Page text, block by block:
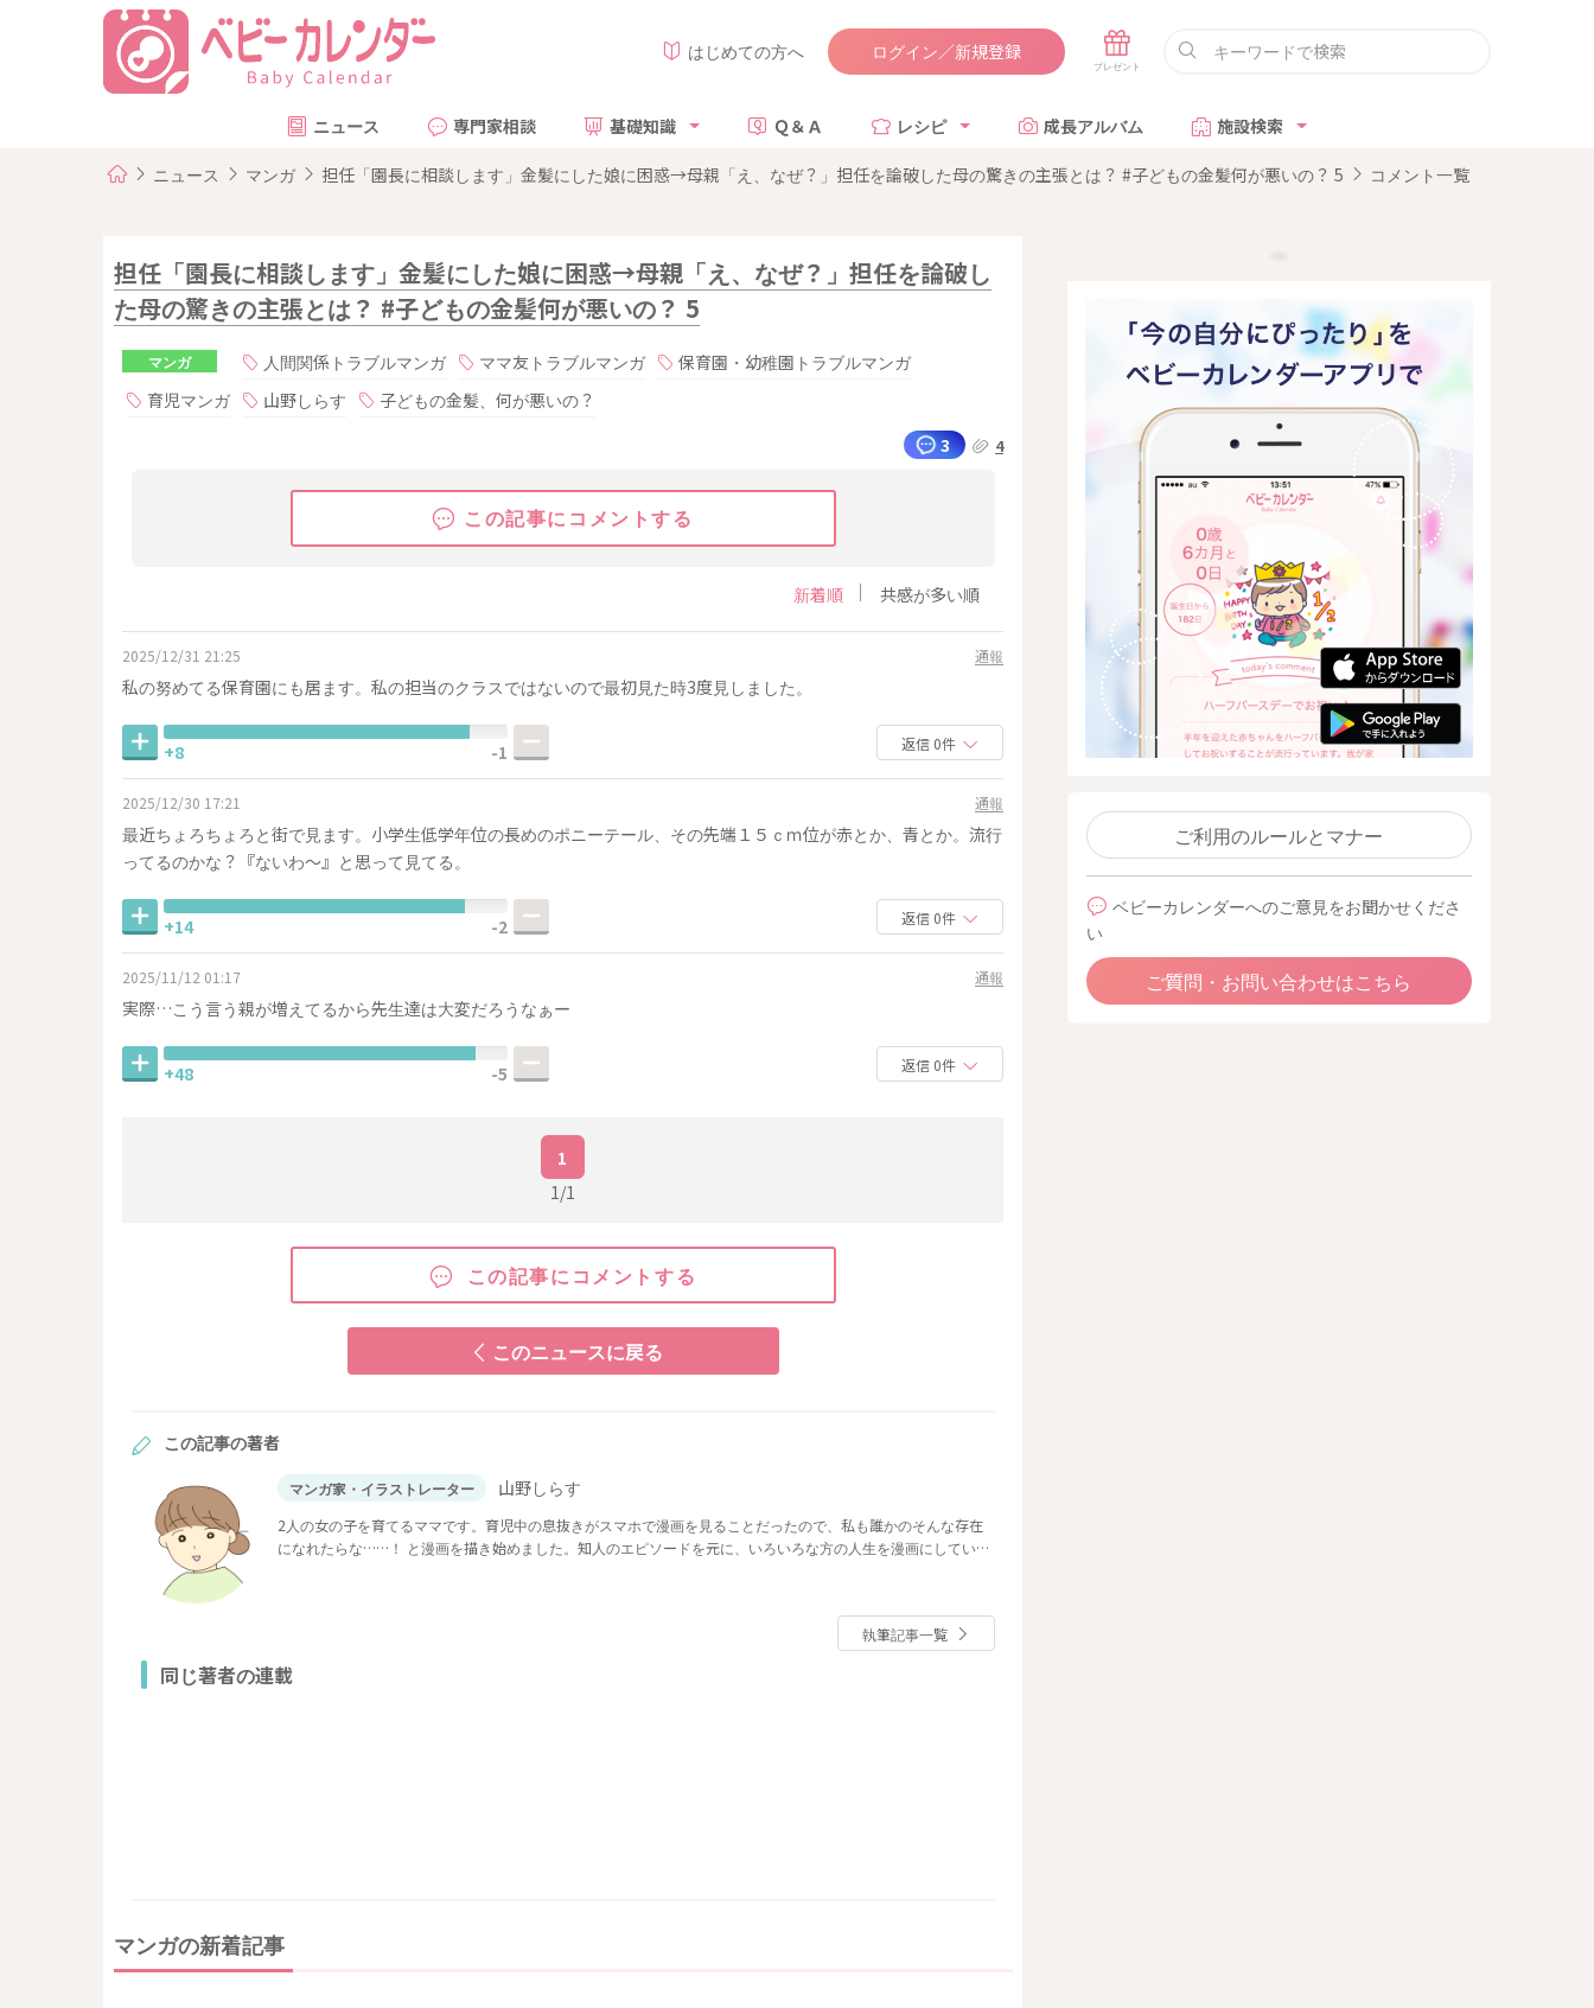
はじめての方へ ログイン／新規登録
ニュース 専門家相談 基礎知識 Ｑ＆Ａ レシピ 成長アルバム 施設検索
ニュース マンガ 担任「園長に相談します」金髪にした娘に困惑→母親「え、なぜ？」担任を論破した母の驚きの主張とは？ #子どもの金髪何が悪いの？ 5 コメント一覧
担任「園長に相談します」金髪にした娘に困惑→母親「え、なぜ？」担任を論破し
た母の驚きの主張とは？ #子どもの金髪何が悪いの？ 5
マンガ 人間関係トラブルマンガ ママ友トラブルマンガ
保育園・幼稚園トラブルマンガ
育児マンガ
山野しらす
子どもの金髪、何が悪いの？
3
4
この記事にコメントする
新着順 共感が多い順
2025/12/31 21:25 通報
私の努めてる保育園にも居ます。私の担当のクラスではないので最初見た時3度見しました。
+8 -1 返信 0件
2025/12/30 17:21 通報
最近ちょろちょろと街で見ます。小学生低学年位の長めのポニーテール、その先端１５ｃｍ位が赤とか、青とか。流行
ってるのかな？『ないわ～』と思って見てる。
+14 -2 返信 0件
2025/11/12 01:17 通報
実際…こう言う親が増えてるから先生達は大変だろうなぁー
+48 -5 返信 0件
1
1/1
この記事にコメントする
このニュースに戻る
この記事の著者
マンガ家・イラストレーター 山野しらす
2人の女の子を育てるママです。育児中の息抜きがスマホで漫画を見ることだったので、私も誰かのそんな存在
になれたらな……！ と漫画を描き始めました。知人のエピソードを元に、いろいろな方の人生を漫画にしていま
執筆記事一覧
同じ著者の連載
マンガの新着記事
ご利用のルールとマナー
ベビーカレンダーへのご意見をお聞かせくださ
い
ご質問・お問い合わせはこちら